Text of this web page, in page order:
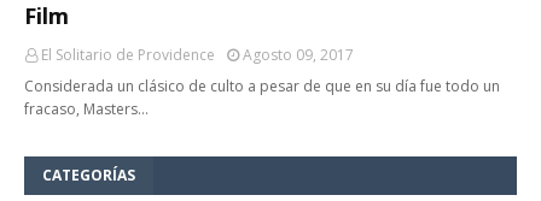
Film
El Solitario de Providence
Agosto 09, 2017
Considerada un clásico de culto a pesar de que en su día fue todo un
fracaso, Masters…
CATEGORÍAS